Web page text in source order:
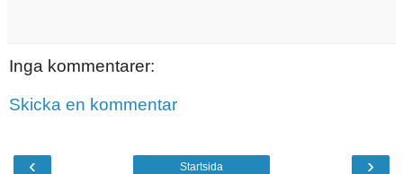
Inga kommentarer:
Skicka en kommentar
‹ ›
Startsida